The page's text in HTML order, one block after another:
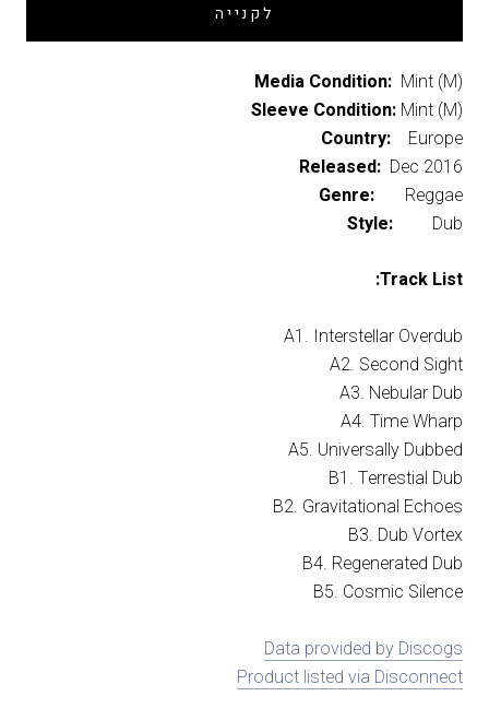
לקנייה
Media Condition: Mint (M)
Sleeve Condition: Mint (M)
Country: Europe
Released: Dec 2016
Genre: Reggae
Style: Dub
Track List:
A1. Interstellar Overdub
A2. Second Sight
A3. Nebular Dub
A4. Time Wharp
A5. Universally Dubbed
B1. Terrestial Dub
B2. Gravitational Echoes
B3. Dub Vortex
B4. Regenerated Dub
B5. Cosmic Silence
Data provided by Discogs
Product listed via Disconnect